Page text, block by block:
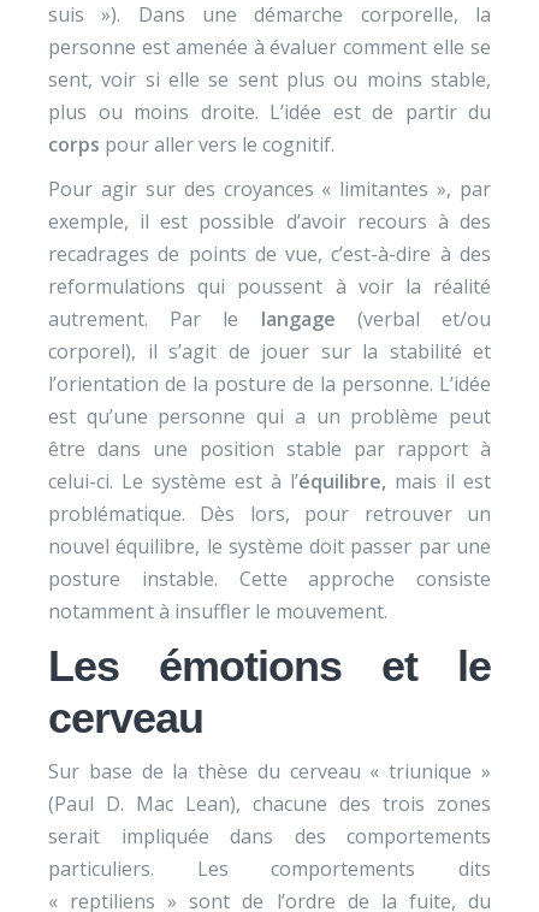
suis »). Dans une démarche corporelle, la
personne est amenée à évaluer comment elle se
sent, voir si elle se sent plus ou moins stable,
plus ou moins droite. L’idée est de partir du
corps pour aller vers le cognitif.
Pour agir sur des croyances « limitantes », par
exemple, il est possible d’avoir recours à des
recadrages de points de vue, c’est-à-dire à des
reformulations qui poussent à voir la réalité
autrement. Par le langage (verbal et/ou
corporel), il s’agit de jouer sur la stabilité et
l’orientation de la posture de la personne. L’idée
est qu’une personne qui a un problème peut
être dans une position stable par rapport à
celui-ci. Le système est à l’équilibre, mais il est
problématique. Dès lors, pour retrouver un
nouvel équilibre, le système doit passer par une
posture instable. Cette approche consiste
notamment à insuffler le mouvement.
Les émotions et le
cerveau
Sur base de la thèse du cerveau « triunique »
(Paul D. Mac Lean), chacune des trois zones
serait impliquée dans des comportements
particuliers. Les comportements dits
« reptiliens » sont de l’ordre de la fuite, du